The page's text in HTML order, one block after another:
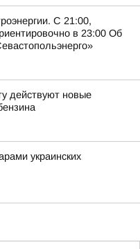
С 21:00,
в 23:00 Об
действуют новые
украинских